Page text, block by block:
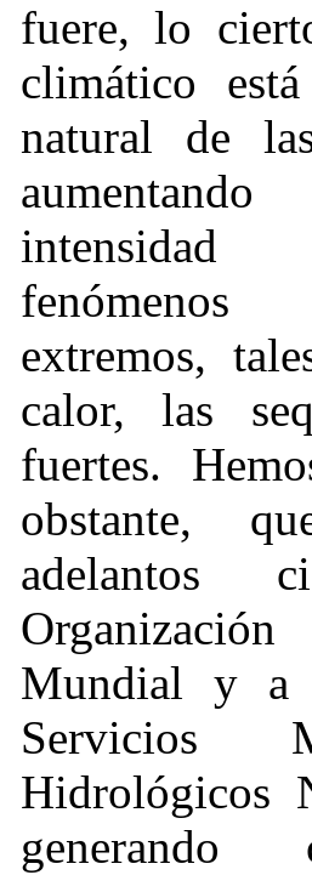
fuere, lo
climático
natural de
intensidad
extremos,
calor, las
fuertes.
obstante,
adelantos
Mundial y a
Servicios
Hidrológicos